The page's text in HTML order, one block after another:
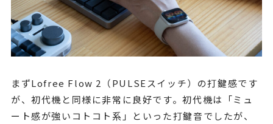
まずLofree Flow 2（PULSEスイッチ）の打鍵感です
が、初代機と同様に非常に良好です。初代機は「ミュ
ート感が強いコトコト系」といった打鍵音でしたが、